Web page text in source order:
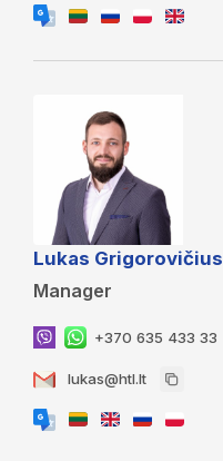
Lukas Grigorovičius
Manager
+370 635 433 33
lukas@htl.lt